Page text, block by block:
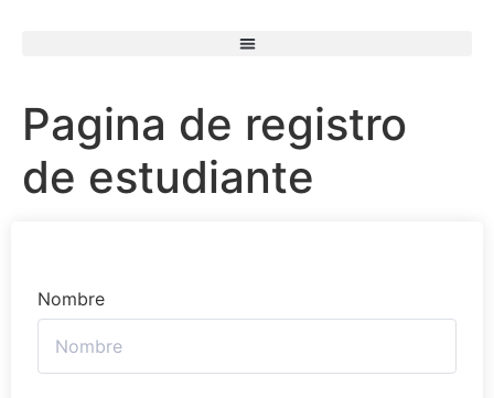
Pagina de registro
de estudiante
Nombre